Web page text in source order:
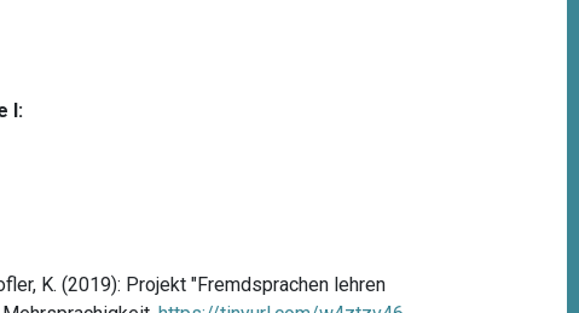
I:
K. (2019): Projekt "Fremdsprachen lehren